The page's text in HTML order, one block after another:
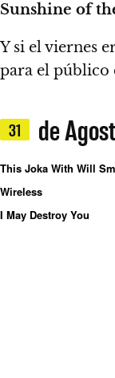
Sunshine of
Y si el viernes
para el público
31 de
This Joka With Will
Wireless
I May Destroy You